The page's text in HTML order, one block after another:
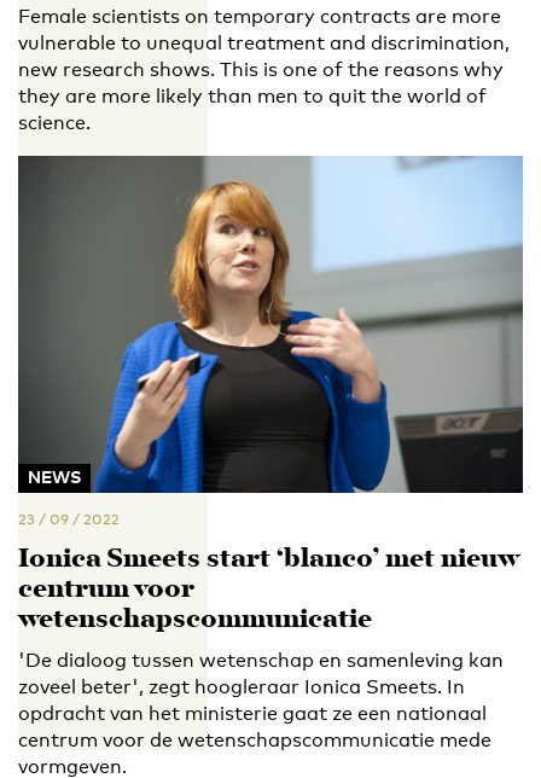
Female scientists on temporary contracts are more
vulnerable to unequal treatment and discrimination,
new research shows. This is one of the reasons why
they are more likely than men to quit the world of
science.
NEWS
23 / 09 / 2022
Ionica Smeets start ‘blanco’ met nieuw
centrum voor
wetenschapscommunicatie
'De dialoog tussen wetenschap en samenleving kan
zoveel beter', zegt hoogleraar Ionica Smeets. In
opdracht van het ministerie gaat ze een nationaal
centrum voor de wetenschapscommunicatie mede
vormgeven.